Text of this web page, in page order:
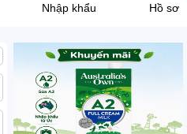
Nhập khẩu Hồ sơ